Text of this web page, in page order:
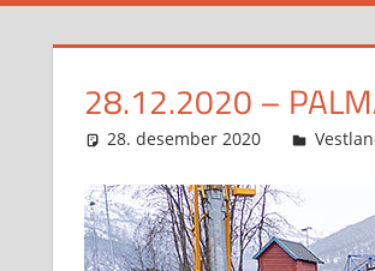
28.12.2020 –
28. desember 2020 Svein